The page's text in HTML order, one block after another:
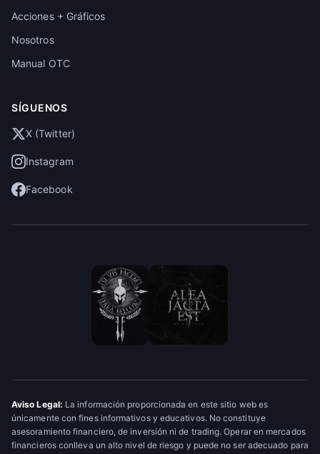
Acciones + Gráficos
Nosotros
Manual OTC
SÍGUENOS
X (Twitter)
Instagram
Facebook
Aviso Legal: La información proporcionada en este sitio web es
únicamente con fines informativos y educativos. No constituye
asesoramiento financiero, de inversión ni de trading. Operar en mercados
financieros conlleva un alto nivel de riesgo y puede no ser adecuado para